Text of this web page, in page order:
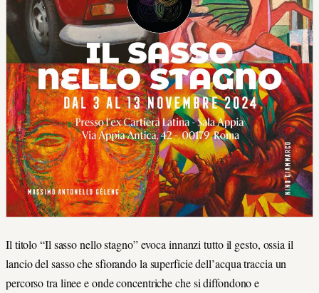
Il titolo “Il sasso nello stagno” evoca innanzi tutto il gesto, ossia il
lancio del sasso che sfiorando la superficie dell’acqua traccia un
percorso tra linee e onde concentriche che si diffondono e